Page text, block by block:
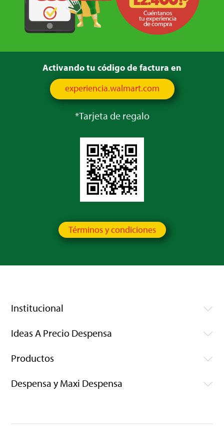
Activando tu código de factura en
experiencia.walmart.com
*Tarjeta de regalo
Términos y condiciones
Institucional
Ideas A Precio Despensa
Productos
Despensa y Maxi Despensa